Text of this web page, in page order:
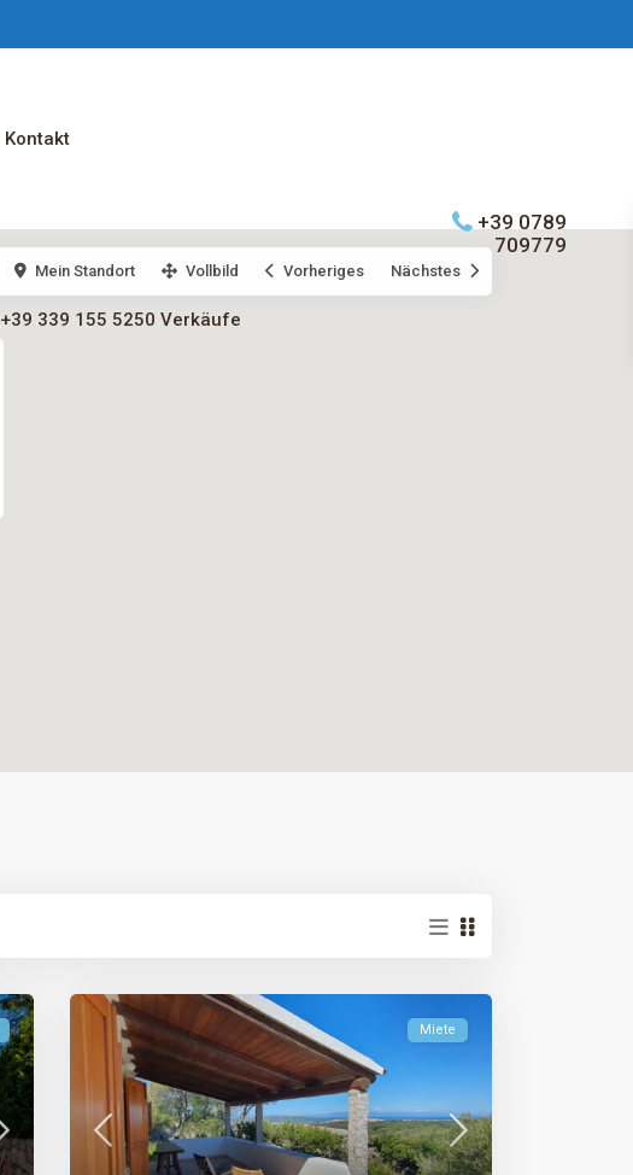
Kontakt
+39 339 155 5250 Verkäufe
+39 0789
709779
Mein Standort Vollbild Vorheriges Nächstes
Miete